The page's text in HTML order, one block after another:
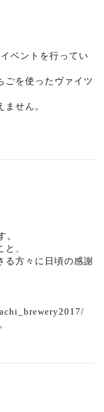
ベントを行ってい
ごを使ったヴァイツ
せん。
。
、
る方々に日頃の感謝